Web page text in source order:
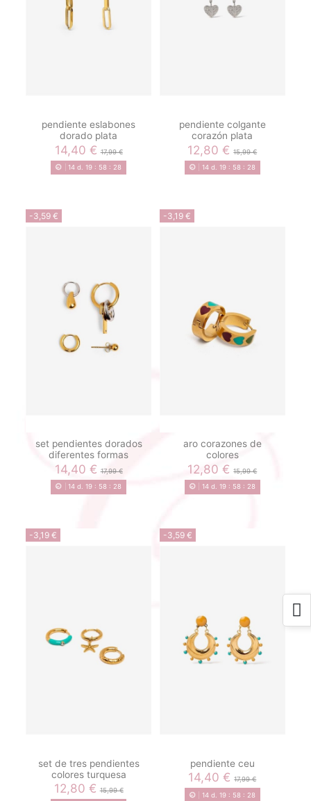
pendiente eslabones
dorado plata
14,40 €17,99 €
14 d. 19 : 58 : 28
pendiente colgante
corazón plata
12,80 €15,99 €
14d. 19: 58 : 28
-3,59 €
set pendientes dorados
diferentes formas
14,40 €17,99 €
14 d. 19 : 58 : 28
-3,19 €
aro corazones de
colores
12,80 €15,99 €
14d. 19: 58 : 28
-3,19 €
set de tres pendientes
colores turquesa
12,80 €15,99 €
-3,59 €
pendiente ceu
14,40 €17,99 €
14d. 19: 58 : 28